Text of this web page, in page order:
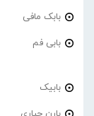
بابک مافی
بابی فم
بابیک